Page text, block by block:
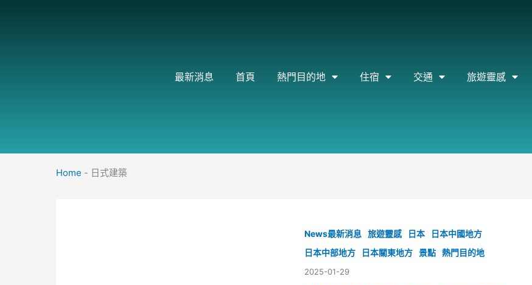
最新消息 首頁 熱門目的地 住宿 交通 旅遊靈感
Home - 日式建築
News最新消息 旅遊靈感 日本
日本中國地方
日本中部地方
日本關東地方 景點 熱門目的地
2025-01-29